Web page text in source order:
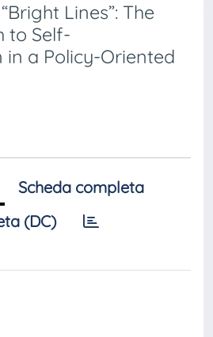
Lines”: The
to Self-
a Policy-Oriented
Scheda completa
(DC)